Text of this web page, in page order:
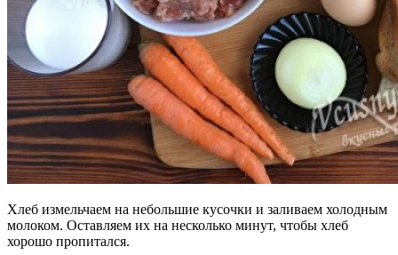
Хлеб измельчаем на небольшие кусочки и заливаем холодным
молоком. Оставляем их на несколько минут, чтобы хлеб
хорошо пропитался.